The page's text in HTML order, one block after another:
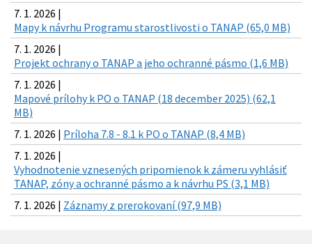
7. 1. 2026 |
Mapy k návrhu Programu starostlivosti o TANAP (65,0 MB)
7. 1. 2026 |
Projekt ochrany o TANAP a jeho ochranné pásmo (1,6 MB)
7. 1. 2026 |
Mapové prílohy k PO o TANAP (18 december 2025) (62,1
MB)
7. 1. 2026 | Príloha 7.8 - 8.1 k PO o TANAP (8,4 MB)
7. 1. 2026 |
Vyhodnotenie vznesených pripomienok k zámeru vyhlásiť
TANAP, zóny a ochranné pásmo a k návrhu PS (3,1 MB)
7. 1. 2026 | Záznamy z prerokovaní (97,9 MB)